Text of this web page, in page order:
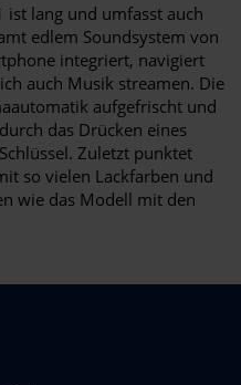
ist lang und umfasst auch
edlem Soundsystem von
integriert, navigiert
auch Musik streamen. Die
aufgefrischt und
das Drücken eines
Zuletzt punktet
so vielen Lackfarben und
wie das Modell mit den